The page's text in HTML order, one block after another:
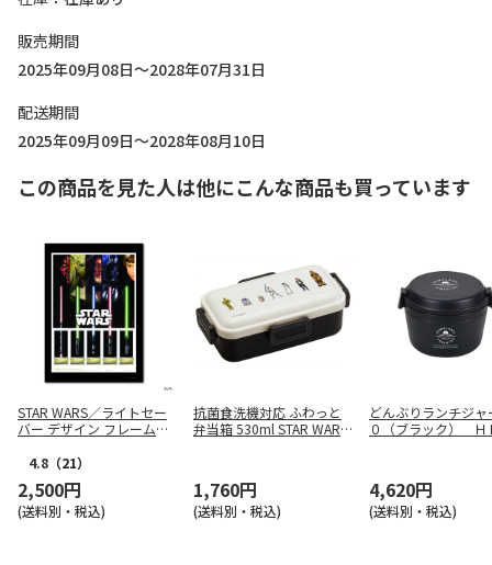
販売期間
2025年09月08日～2028年07月31日
配送期間
2025年09月09日～2028年08月10日
この商品を見た人は他にこんな商品も買っています
STAR WARS／ライトセー
バー デザイン フレーム切
4.8 （21）
2,500円
(送料別・税込)
抗菌食洗機対応 ふわっと
弁当箱 530ml STAR WAR
1,760円
(送料別・税込)
どんぶりランチジャ
０（ブラック） Ｈ
4,620円
(送料別・税込)